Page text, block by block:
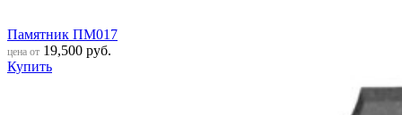
Памятник ПМ017
цена от 19,500 руб.
Купить